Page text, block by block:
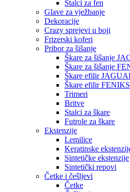
Stalci za fen
Glave za vježbanje
Dekoracije
Crazy sprejevi u boji
Frizerski koferi
Pribor za šišanje
Škare za šišanje
Škare za šišanje
Škare efilir
Škare efilir FENIKS
Trimeri
Britve
Stalci za škare
Futrole za škare
Ekstenzije
Lemilice
Keratinske
Sintetičke ekstenzije
Sintetički repovi
Četke i češljevi
Četke